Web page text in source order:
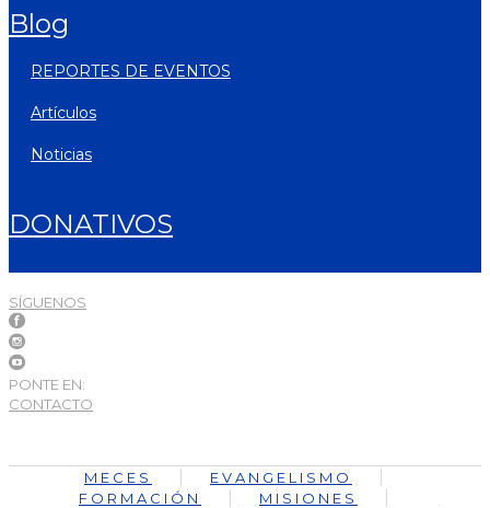
blog
REPORTES DE EVENTOS
artículos
noticias
DONATIVOS
SÍGUENOS
PONTE EN:
CONTACTO
MECES
EVANGELISMO
FORMACIÓN
MISIONES